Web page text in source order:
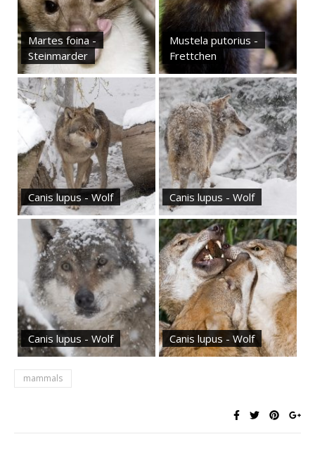
Martes foina -
Steinmarder
Mustela putorius -
Frettchen
Canis lupus - Wolf Canis lupus - Wolf
Canis lupus - Wolf Canis lupus - Wolf
mammals